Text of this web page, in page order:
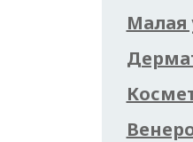
Малая